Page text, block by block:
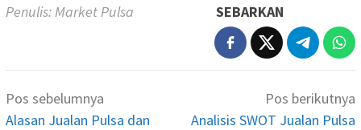
Penulis: Market Pulsa SEBARKAN
Navigasi
pos
Pos sebelumnya
Alasan Jualan Pulsa dan
Pos berikutnya
Analisis SWOT Jualan Pulsa